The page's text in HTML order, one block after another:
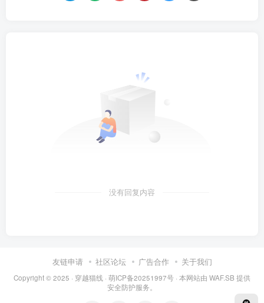
没有回复内容
友链申请 社区论坛 广告合作 关于我们
Copyright © 2025 · 穿越猫线 · 萌ICP备20251997号 · 本网站由 WAF.SB 提供
安全防护服务。